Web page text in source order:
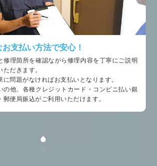
お支払い方法で安心！
修理箇所を確認ながら修理内容を丁寧にご説明
ただきます。
に問題がなければお支払いとなります。
の他、各種クレジットカード・コンビニ払い銀
郵便局振込がご利用いただけます。